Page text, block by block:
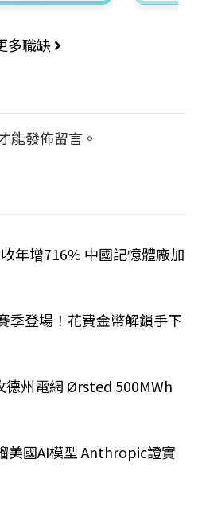
多職缺
能發佈留言。
年增716% 中國記憶體廠加
季登場！花費金幣解鎖手下
州電網 Ørsted 500MWh
美國AI模型 Anthropic證實